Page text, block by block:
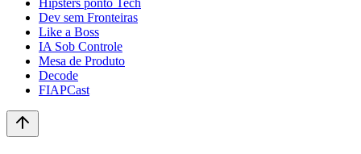
Dev sem Fronteiras
Like a Boss
IA Sob Controle
Mesa de Produto
Decode
FIAPCast